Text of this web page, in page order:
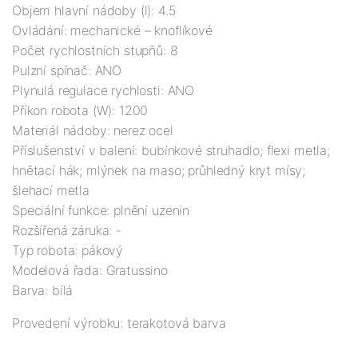
Objem hlavní nádoby (l): 4.5
Ovládání: mechanické – knoflíkové
Počet rychlostních stupňů: 8
Pulzní spínač: ANO
Plynulá regulace rychlosti: ANO
Příkon robota (W): 1200
Materiál nádoby: nerez ocel
Příslušenství v balení: bubínkové struhadlo; flexi metla;
hnětací hák; mlýnek na maso; průhledný kryt mísy;
šlehací metla
Speciální funkce: plnění uzenin
Rozšířená záruka: -
Typ robota: pákový
Modelová řada: Gratussino
Barva: bílá
Provedení výrobku: terakotová barva